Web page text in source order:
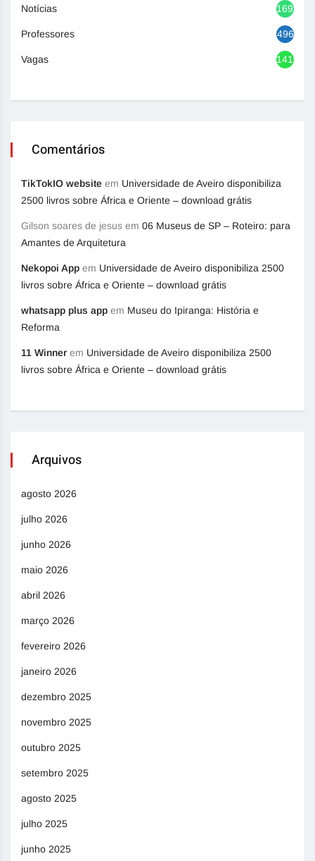
Notícias 1692
Professores 496
Vagas 1416
Comentários
TikTokIO website em Universidade de Aveiro disponibiliza
2500 livros sobre África e Oriente – download grátis
Gilson soares de jesus em 06 Museus de SP – Roteiro: para
Amantes de Arquitetura
Nekopoi App em Universidade de Aveiro disponibiliza 2500
livros sobre África e Oriente – download grátis
whatsapp plus app em Museu do Ipiranga: História e
Reforma
11 Winner em Universidade de Aveiro disponibiliza 2500
livros sobre África e Oriente – download grátis
Arquivos
agosto 2026
julho 2026
junho 2026
maio 2026
abril 2026
março 2026
fevereiro 2026
janeiro 2026
dezembro 2025
novembro 2025
outubro 2025
setembro 2025
agosto 2025
julho 2025
junho 2025